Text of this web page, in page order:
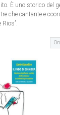
È uno storico del
che cantante e
Rios”.